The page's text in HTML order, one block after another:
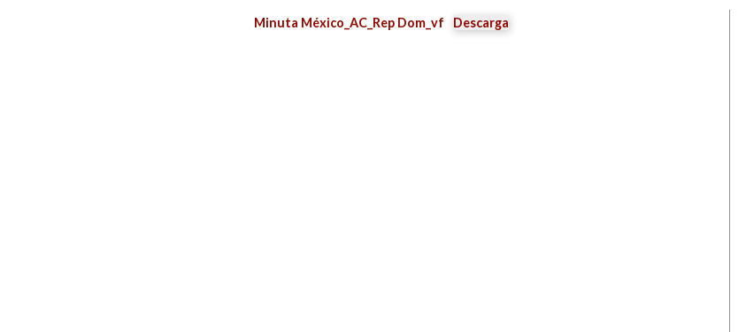
Minuta México_AC_Rep Dom_vf Descarga